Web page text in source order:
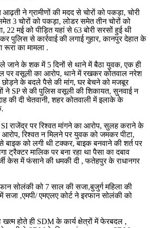
ने ग्रामीणों की मदद से चोरों को पकड़ा, चोरी
3 चोरों को पकड़ा, लोडर समेत तीन चोरों को
मई को पीड़ित यहां से 63 बोरी सरसों हुई थी
पुलिस से कार्रवाई की लगाई गुहार, कानपुर देहात के
रूरा का मामला .
जाने के शक में 5 दिनों से थाने में बैठा युवक, एक ही
पर वसूली का आरोप, थाने में रखकर कोतवाल नरेश
छोड़ने के बदले पैसे की मांग, घर बेचने को मजबूर
ने SP से की पुलिस वसूली की शिकायत, सुनवाई न
की दी चेतवानी, शहर कोतवाली में इलाके के
राजेंद्र पर रिश्वत मांगने का आरोप, सुलह कराने के
आरोप, रिश्वत न मिलने पर युवक को जमकर पीटा,
को लगी थी टक्कर, बाइक बनवाने की शर्त पर
ट्रैक्टर मालिक पर बना रहा था पैसा का दबाव
केस में फंसाने की धमकी दी , फतेहपुर के राधानगर
सोलंकी को 7 साल की सजा,बुजुर्ग महिला की
सजा ,एमपी/ एमएलए कोर्ट ने इरफान सोलंकी को
होते ही SDM के कार्य क्षेत्रों में फेरबदल ,